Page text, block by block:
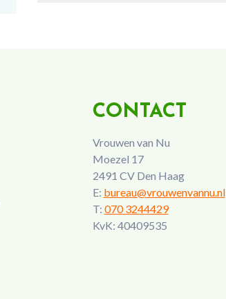
CONTACT
Vrouwen van Nu
Moezel 17
2491 CV Den Haag
E: bureau@vrouwenvannu.nl
T: 070 3244429
KvK: 40409535